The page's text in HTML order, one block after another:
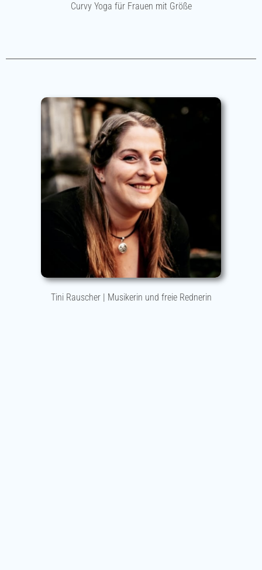
Curvy Yoga für Frauen mit Größe
Tini Rauscher | Musikerin und freie Rednerin